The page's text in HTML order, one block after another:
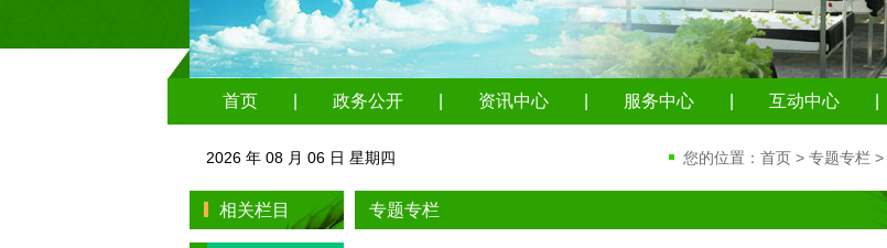
首页 政务公开 资讯中心 服务中心 互动中心
您的位置： 首页 > 专题专栏 >
2026 年 08 月 06 日 星期四
相关栏目 专题专栏